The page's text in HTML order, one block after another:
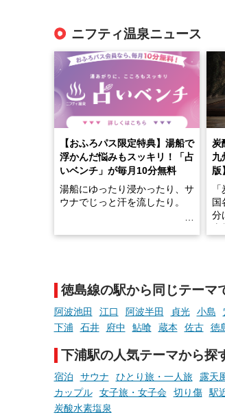
ニフティ温泉ニュース
【おふろパス限定特典】湯船で
浮かんだ悩みもスッキリ！「占
いベンチ」が毎月10分無料
湯船にゆったり浸かったり、サ
ウナでじっと汗を流したり。
た「これからのこと」や「ちょ
っとした悩み」が、頭に浮かん
でくることはありませんか？
お風呂でリラックスしているか
らこそ向き合える、大切な自分
の本音。
そんな心のつぶやきを、湯あが
炭
九
版
国
分
す
今
ら
日
し
つ
を
徳島線の駅から同じテーマ
阿波池田 江口 阿波半田 貞光 小島
下浦
石井 府中 鮎喰 蔵本 佐古 徳
下浦駅の人気テーマから探
宿泊 サウナ ひとり旅・一人旅 露天
カップル
女子旅・女子会 切り傷 駅
炭酸水素塩泉